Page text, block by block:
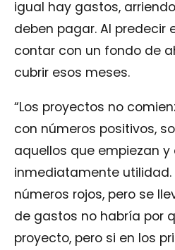
igual hay gastos,
deben pagar. Al predecir
contar con un fondo de
cubrir esos meses.
“Los proyectos no
con números positivos,
aquellos que empiezan y
inmediatamente utilidad.
números rojos, pero se
de gastos no habría por
proyecto, pero si en los